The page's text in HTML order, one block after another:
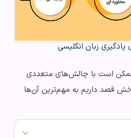
زبان انگلیسی
ممکن است با چالش‌های متعددی
قصد داریم به مهم‌ترین آن‌ها